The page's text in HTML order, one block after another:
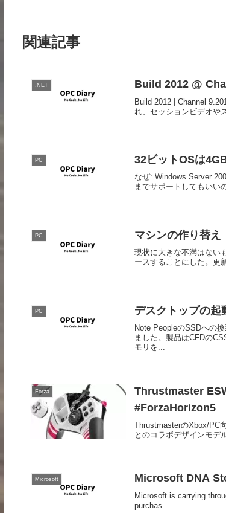
関連記事
.NET Build 2012 @
Build 2012 | Channel
れ、セッションビデオや
PC 32ビットOSは
なぜ: Windows Server
までサポートしてもいい
PC マシンの作り替え
現状に大きな不満はない
ースすることにした。更
PC デスクトップの起
Note PeopleのSSDへの
ました。製品はCFDの
モリを...
Forza
Thrustmaster
#ForzaHorizon5
ThrustmasterのXbox/PC
とのコラボデザインモデ
Microsoft Microsoft DNA
Microsoft is carrying
purchas...